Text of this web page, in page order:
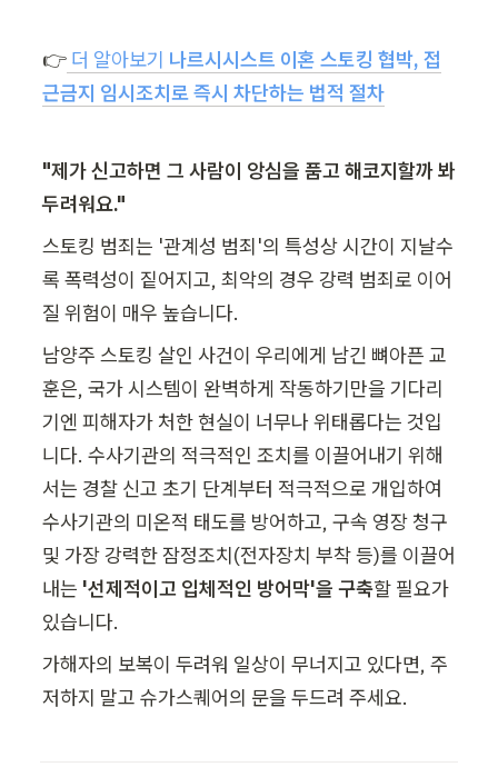
👉 더 알아보기 나르시시스트 이혼 스토킹 협박, 접
근금지 임시조치로 즉시 차단하는 법적 절차
"제가 신고하면 그 사람이 앙심을 품고 해코지할까 봐
두려워요."
스토킹 범죄는 '관계성 범죄'의 특성상 시간이 지날수
록 폭력성이 짙어지고, 최악의 경우 강력 범죄로 이어
질 위험이 매우 높습니다.
남양주 스토킹 살인 사건이 우리에게 남긴 뼈아픈 교
훈은, 국가 시스템이 완벽하게 작동하기만을 기다리
기엔 피해자가 처한 현실이 너무나 위태롭다는 것입
니다. 수사기관의 적극적인 조치를 이끌어내기 위해
서는 경찰 신고 초기 단계부터 적극적으로 개입하여
수사기관의 미온적 태도를 방어하고, 구속 영장 청구
및 가장 강력한 잠정조치(전자장치 부착 등)를 이끌어
내는 '선제적이고 입체적인 방어막'을 구축할 필요가
있습니다.
가해자의 보복이 두려워 일상이 무너지고 있다면, 주
저하지 말고 슈가스퀘어의 문을 두드려 주세요.